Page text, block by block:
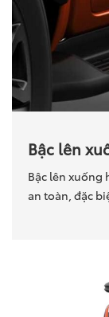
Bậc lên
Bậc lên xuống
an toàn, đặc